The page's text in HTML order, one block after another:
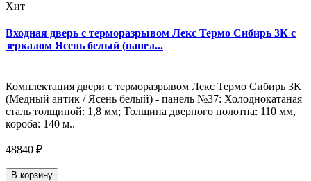
Хит
Входная дверь с терморазрывом Лекс Термо Сибирь 3К с
зеркалом Ясень белый (панел...
Комплектация двери с терморазрывом Лекс Термо Сибирь 3К
(Медный антик / Ясень белый) - панель №37: Холоднокатаная
сталь толщиной: 1,8 мм; Толщина дверного полотна: 110 мм,
короба: 140 м..
48840 ₽
В корзину